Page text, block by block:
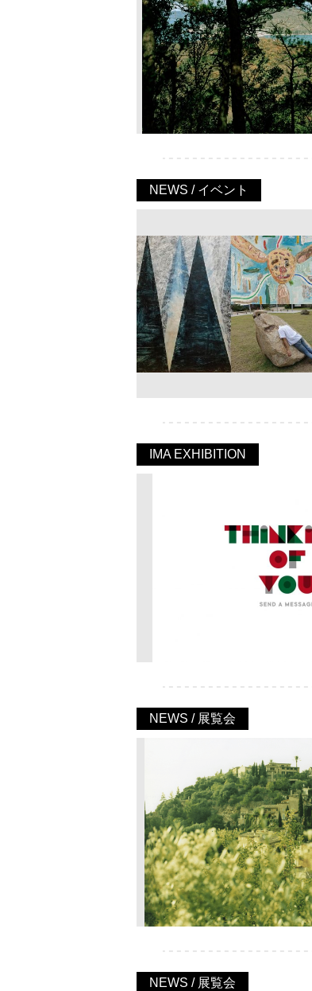
NEWS / イベント
IMA EXHIBITION
NEWS / 展覧会
NEWS / 展覧会